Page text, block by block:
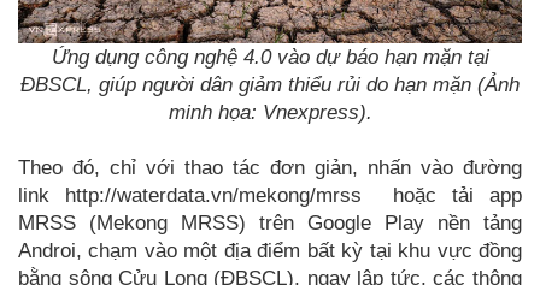
Ứng dụng công nghệ 4.0 vào dự báo hạn mặn tại
ĐBSCL, giúp người dân giảm thiểu rủi do hạn mặn (Ảnh
minh họa: Vnexpress).
Theo đó, chỉ với thao tác đơn giản, nhấn vào đường
link http://waterdata.vn/mekong/mrss hoặc tải app
MRSS (Mekong MRSS) trên Google Play nền tảng
Androi, chạm vào một địa điểm bất kỳ tại khu vực đồng
bằng sông Cửu Long (ĐBSCL), ngay lập tức, các thông